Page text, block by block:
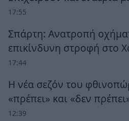
17:55
Σπάρτη: Ανατροπή
επικίνδυνη στροφή στο
17:44
Η νέα σεζόν του
«πρέπει» και «δεν
12:39